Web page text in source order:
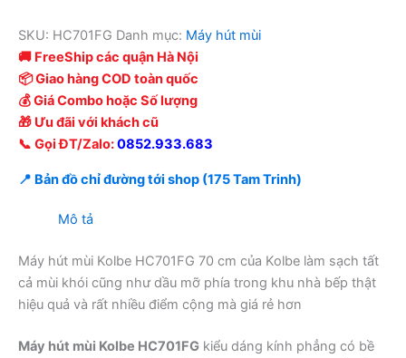
SKU: HC701FG Danh mục: Máy hút mùi
🚚 FreeShip các quận Hà Nội
📦 Giao hàng COD toàn quốc
💰 Giá Combo hoặc Số lượng
🎁 Ưu đãi với khách cũ
📞 Gọi ĐT/Zalo:0852.933.683
📍 Bản đồ chỉ đường tới shop (175 Tam Trinh)
Mô tả
Máy hút mùi Kolbe HC701FG 70 cm của Kolbe làm sạch tất
cả mùi khói cũng như dầu mỡ phía trong khu nhà bếp thật
hiệu quả và rất nhiều điểm cộng mà giá rẻ hơn
Máy hút mùi Kolbe HC701FG kiểu dáng kính phẳng có bề